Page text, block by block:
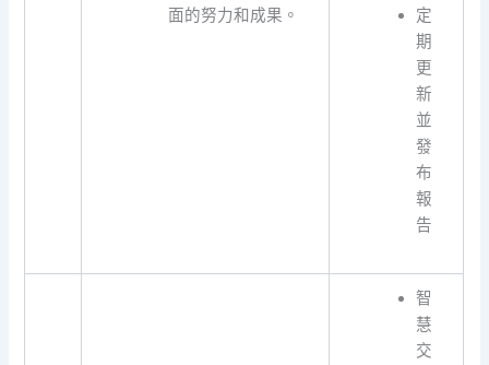
面的努力和成果。
定
期
更
新
並
發
布
報
告
智
慧
交